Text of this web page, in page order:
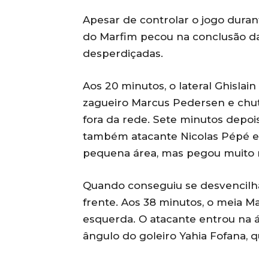
Apesar de controlar o jogo
do Marfim pecou na conclusão
desperdiçadas.
Aos 20 minutos, o lateral
zagueiro Marcus Pedersen e
fora da rede. Sete minutos
também atacante Nicolas Pépé
pequena área, mas pegou muito
Quando conseguiu se
frente. Aos 38 minutos, o meia
esquerda. O atacante entrou na
ângulo do goleiro Yahia Fofana,